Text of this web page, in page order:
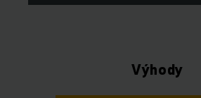
Výhody